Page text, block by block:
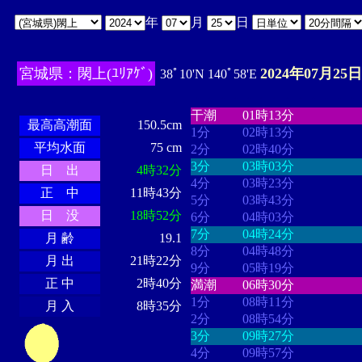
年 月 日
宮城県：閖上(ﾕﾘｱｹﾞ) 38ﾟ10'N 140ﾟ58'E 2024年07月25
最高高潮面
150.5cm
平均水面
75 cm
日 出
4時32分
正 中
11時43分
日 没
18時52分
月 齢
19.1
月 出
21時22分
正 中
2時40分
月 入
8時35分
干潮
01時13分
1分
02時13分
2分
02時40分
3分
03時03分
4分
03時23分
5分
03時43分
6分
04時03分
7分
04時24分
8分
04時48分
9分
05時19分
満潮
06時30分
1分
08時11分
2分
08時54分
3分
09時27分
4分
09時57分